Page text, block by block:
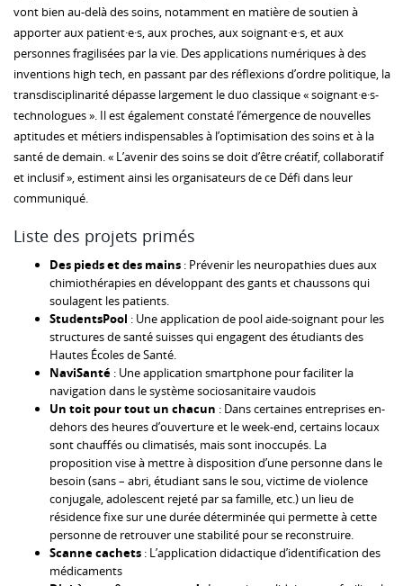
vont bien au-delà des soins, notamment en matière de soutien à
apporter aux patient·e·s, aux proches, aux soignant·e·s, et aux
personnes fragilisées par la vie. Des applications numériques à des
inventions high tech, en passant par des réflexions d’ordre politique, la
transdisciplinarité dépasse largement le duo classique « soignant·e·s-
technologues ». Il est également constaté l’émergence de nouvelles
aptitudes et métiers indispensables à l’optimisation des soins et à la
santé de demain. « L’avenir des soins se doit d’être créatif, collaboratif
et inclusif », estiment ainsi les organisateurs de ce Défi dans leur
communiqué.
Liste des projets primés
Des pieds et des mains : Prévenir les neuropathies dues aux
chimiothérapies en développant des gants et chaussons qui
soulagent les patients.
StudentsPool : Une application de pool aide-soignant pour les
structures de santé suisses qui engagent des étudiants des
Hautes Écoles de Santé.
NaviSanté : Une application smartphone pour faciliter la
navigation dans le système sociosanitaire vaudois
Un toit pour tout un chacun : Dans certaines entreprises en-
dehors des heures d’ouverture et le week-end, certains locaux
sont chauffés ou climatisés, mais sont inoccupés. La
proposition vise à mettre à disposition d’une personne dans le
besoin (sans – abri, étudiant sans le sou, victime de violence
conjugale, adolescent rejeté par sa famille, etc.) un lieu de
résidence fixe sur une durée déterminée qui permette à cette
personne de retrouver une stabilité pour se reconstruire.
Scanne cachets : L’application didactique d’identification des
médicaments